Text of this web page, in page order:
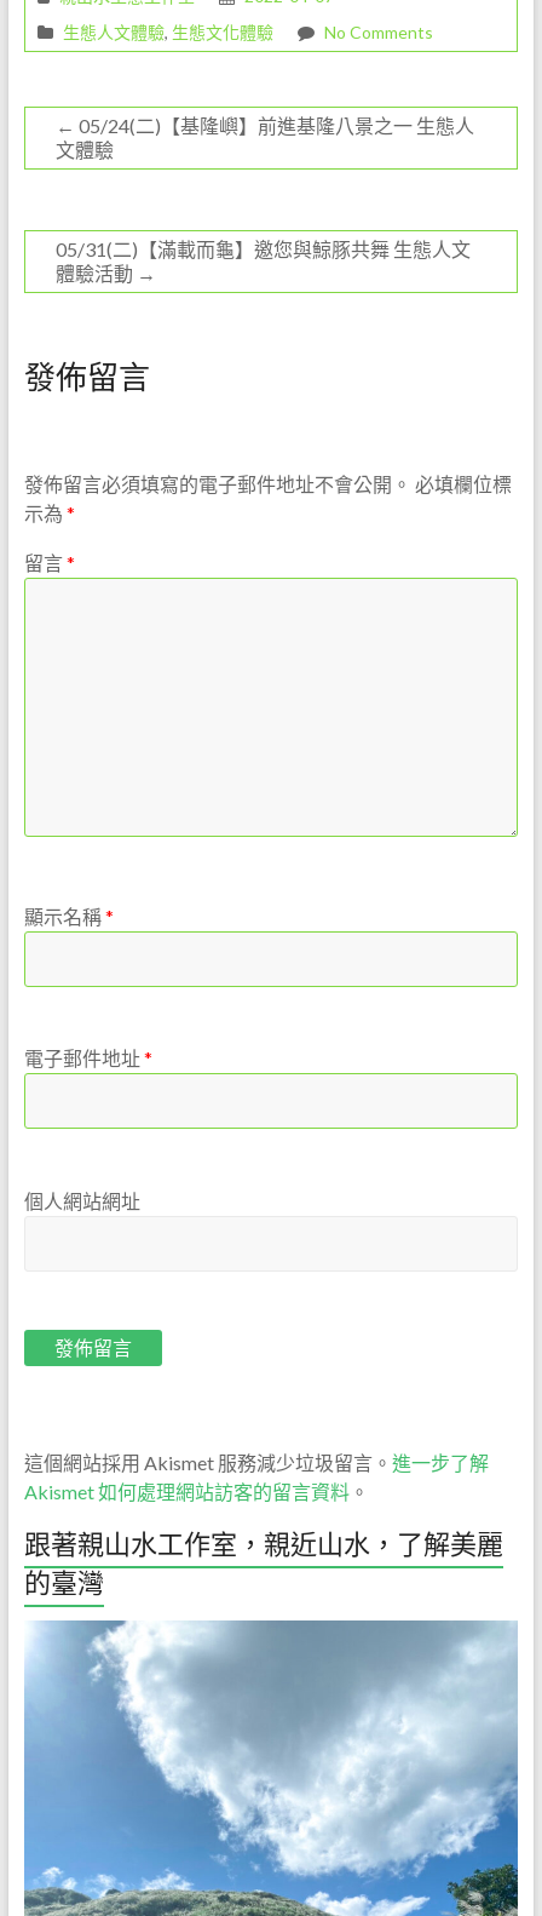
k
生態人文體驗, 生態文化體驗 No Comments
← 05/24(二)【基隆嶼】前進基隆八景之一 生態人
文體驗
05/31(二)【滿載而龜】邀您與鯨豚共舞 生態人文
體驗活動 →
發佈留言
發佈留言必須填寫的電子郵件地址不會公開。 必填欄位標
示為 *
留言*
顯示名稱*
電子郵件地址*
個人網站網址
這個網站採用 Akismet 服務減少垃圾留言。 進一步了解
Akismet 如何處理網站訪客的留言資料。
跟著親山水工作室，親近山水，了解美麗
的臺灣